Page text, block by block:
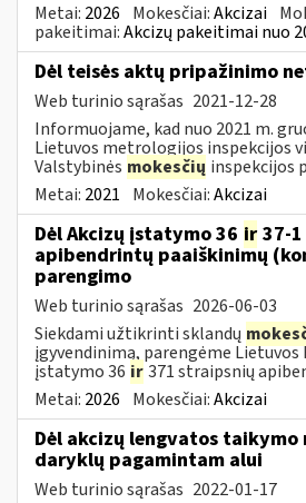
Metai: 2026 Mokesčiai:Akcizai
pakeitimai:Akcizų pakeitimai nuo
Dėl teisės aktų pripažinimo
Web turinio sąrašas 2021-12-28
Informuojame, kad nuo 2021 m.
Lietuvos metrologijos inspekcijos
Valstybinės mokesčių inspekcijos
Metai: 2021 Mokesčiai:Akcizai
Dėl Akcizų įstatymo 36 ir 37-
apibendrintų paaiškinimų
parengimo
Web turinio sąrašas 2026-06-03
Siekdami užtikrinti sklandų
įgyvendinimą, parengėme Lietuvos
įstatymo 36 ir371 straipsnių
Metai: 2026 Mokesčiai:Akcizai
Dėl akcizų lengvatos taikymo
daryklų pagamintam alui
Web turinio sąrašas 2022-01-17